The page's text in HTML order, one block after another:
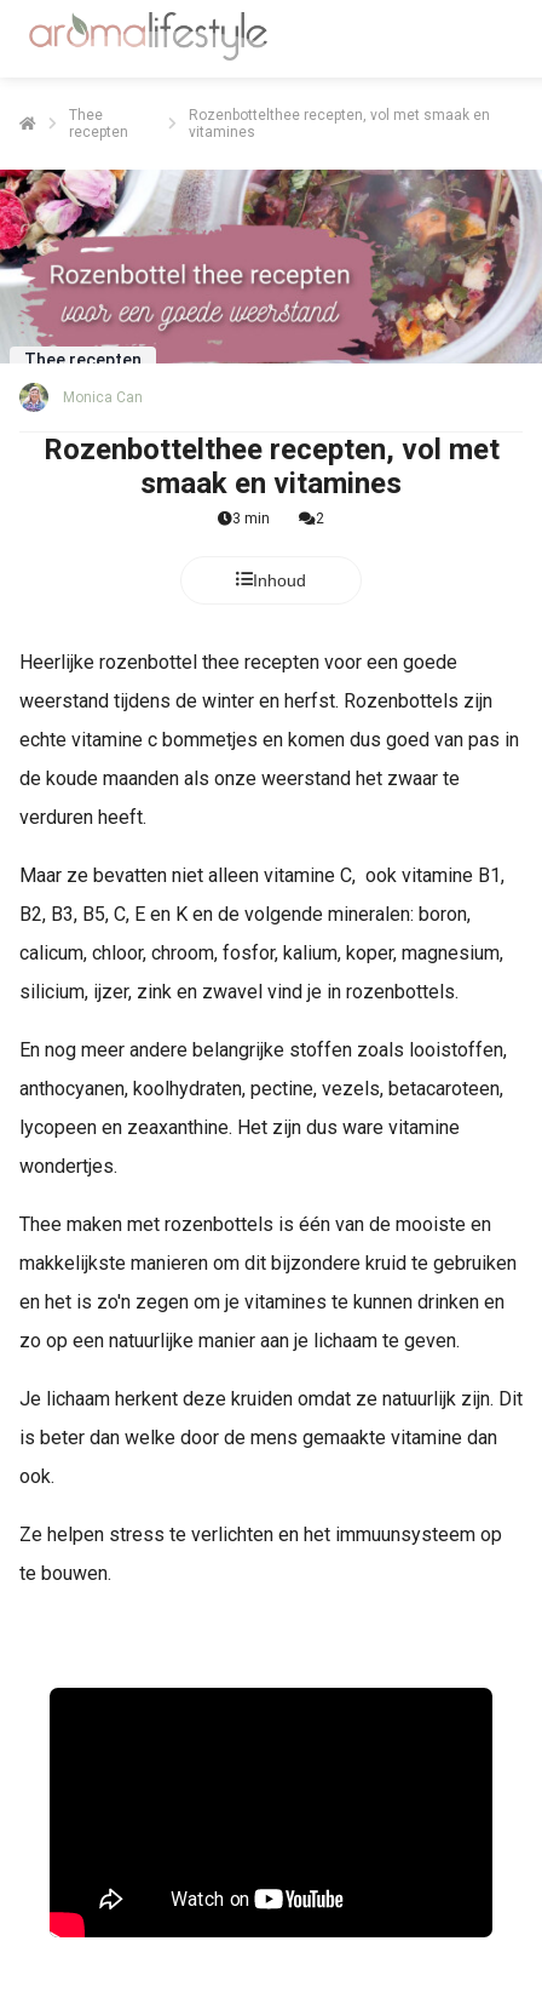
Thee
recepten
Rozenbottelthee recepten, vol met smaak en
vitamines
Thee recepten
Monica Can
Rozenbottelthee recepten, vol met
smaak en vitamines
3 min 2
Inhoud
Heerlijke rozenbottel thee recepten voor een goede
weerstand tijdens de winter en herfst. Rozenbottels zijn
echte vitamine c bommetjes en komen dus goed van pas in
de koude maanden als onze weerstand het zwaar te
verduren heeft.
Maar ze bevatten niet alleen vitamine C, ook vitamine B1,
B2, B3, B5, C, E en K en de volgende mineralen: boron,
calicum, chloor, chroom, fosfor, kalium, koper, magnesium,
silicium, ijzer, zink en zwavel vind je in rozenbottels.
En nog meer andere belangrijke stoffen zoals looistoffen,
anthocyanen, koolhydraten, pectine, vezels, betacaroteen,
lycopeen en zeaxanthine. Het zijn dus ware vitamine
wondertjes.
Thee maken met rozenbottels is één van de mooiste en
makkelijkste manieren om dit bijzondere kruid te gebruiken
en het is zo'n zegen om je vitamines te kunnen drinken en
zo op een natuurlijke manier aan je lichaam te geven.
Je lichaam herkent deze kruiden omdat ze natuurlijk zijn. Dit
is beter dan welke door de mens gemaakte vitamine dan
ook.
Ze helpen stress te verlichten en het immuunsysteem op
te bouwen.